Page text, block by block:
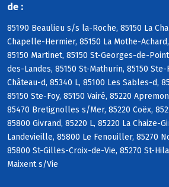
de :
85190 Beaulieu s/s la-Roche, 85150 La
Chapelle-Hermier, 85150 La Mothe-
85150 Martinet, 85150 St-Georges-de-
des-Landes, 85150 St-Mathurin, 85150
Château-d, 85340 L, 85100 Les Sables-d,
85150 Ste-Foy, 85150 Vairé, 85220
85470 Bretignolles s/Mer, 85220 Coëx,
85800 Givrand, 85220 L, 85220 La Chaize-
Landevieille, 85800 Le Fenouiller, 85270
85800 St-Gilles-Croix-de-Vie, 85270 St-
Maixent s/Vie